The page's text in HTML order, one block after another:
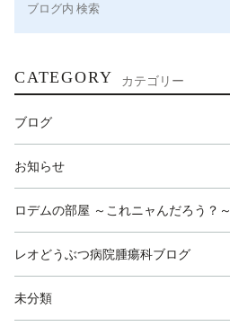
CATEGORY カテゴリー
ブログ
お知らせ
ロデムの部屋 ～これニャんだろう？～
レオどうぶつ病院腫瘍科ブログ
未分類